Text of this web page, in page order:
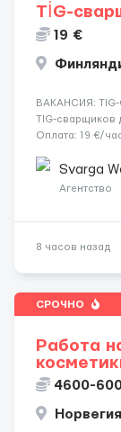
TİG-
19 €
​​ВАКАНСИЯ:
TIG-сварщиков
Оплата: 19 €/
переработки.
Svarga
Агентство
8 часов назад
СРОЧНО
Работа
4600-
Норвегия